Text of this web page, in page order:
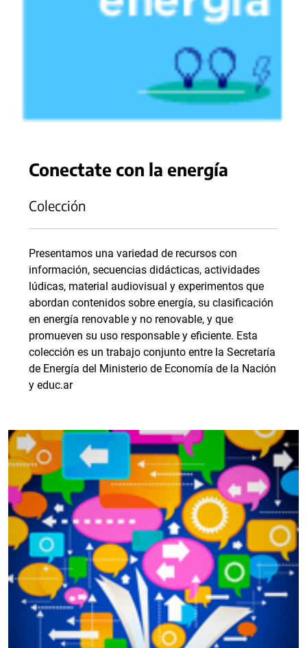
Conectate con la energía
Colección
Presentamos una variedad de recursos con
información, secuencias didácticas, actividades
lúdicas, material audiovisual y experimentos que
abordan contenidos sobre energía, su clasificación
en energía renovable y no renovable, y que
promueven su uso responsable y eficiente. Esta
colección es un trabajo conjunto entre la Secretaría
de Energía del Ministerio de Economía de la Nación
y educ.ar